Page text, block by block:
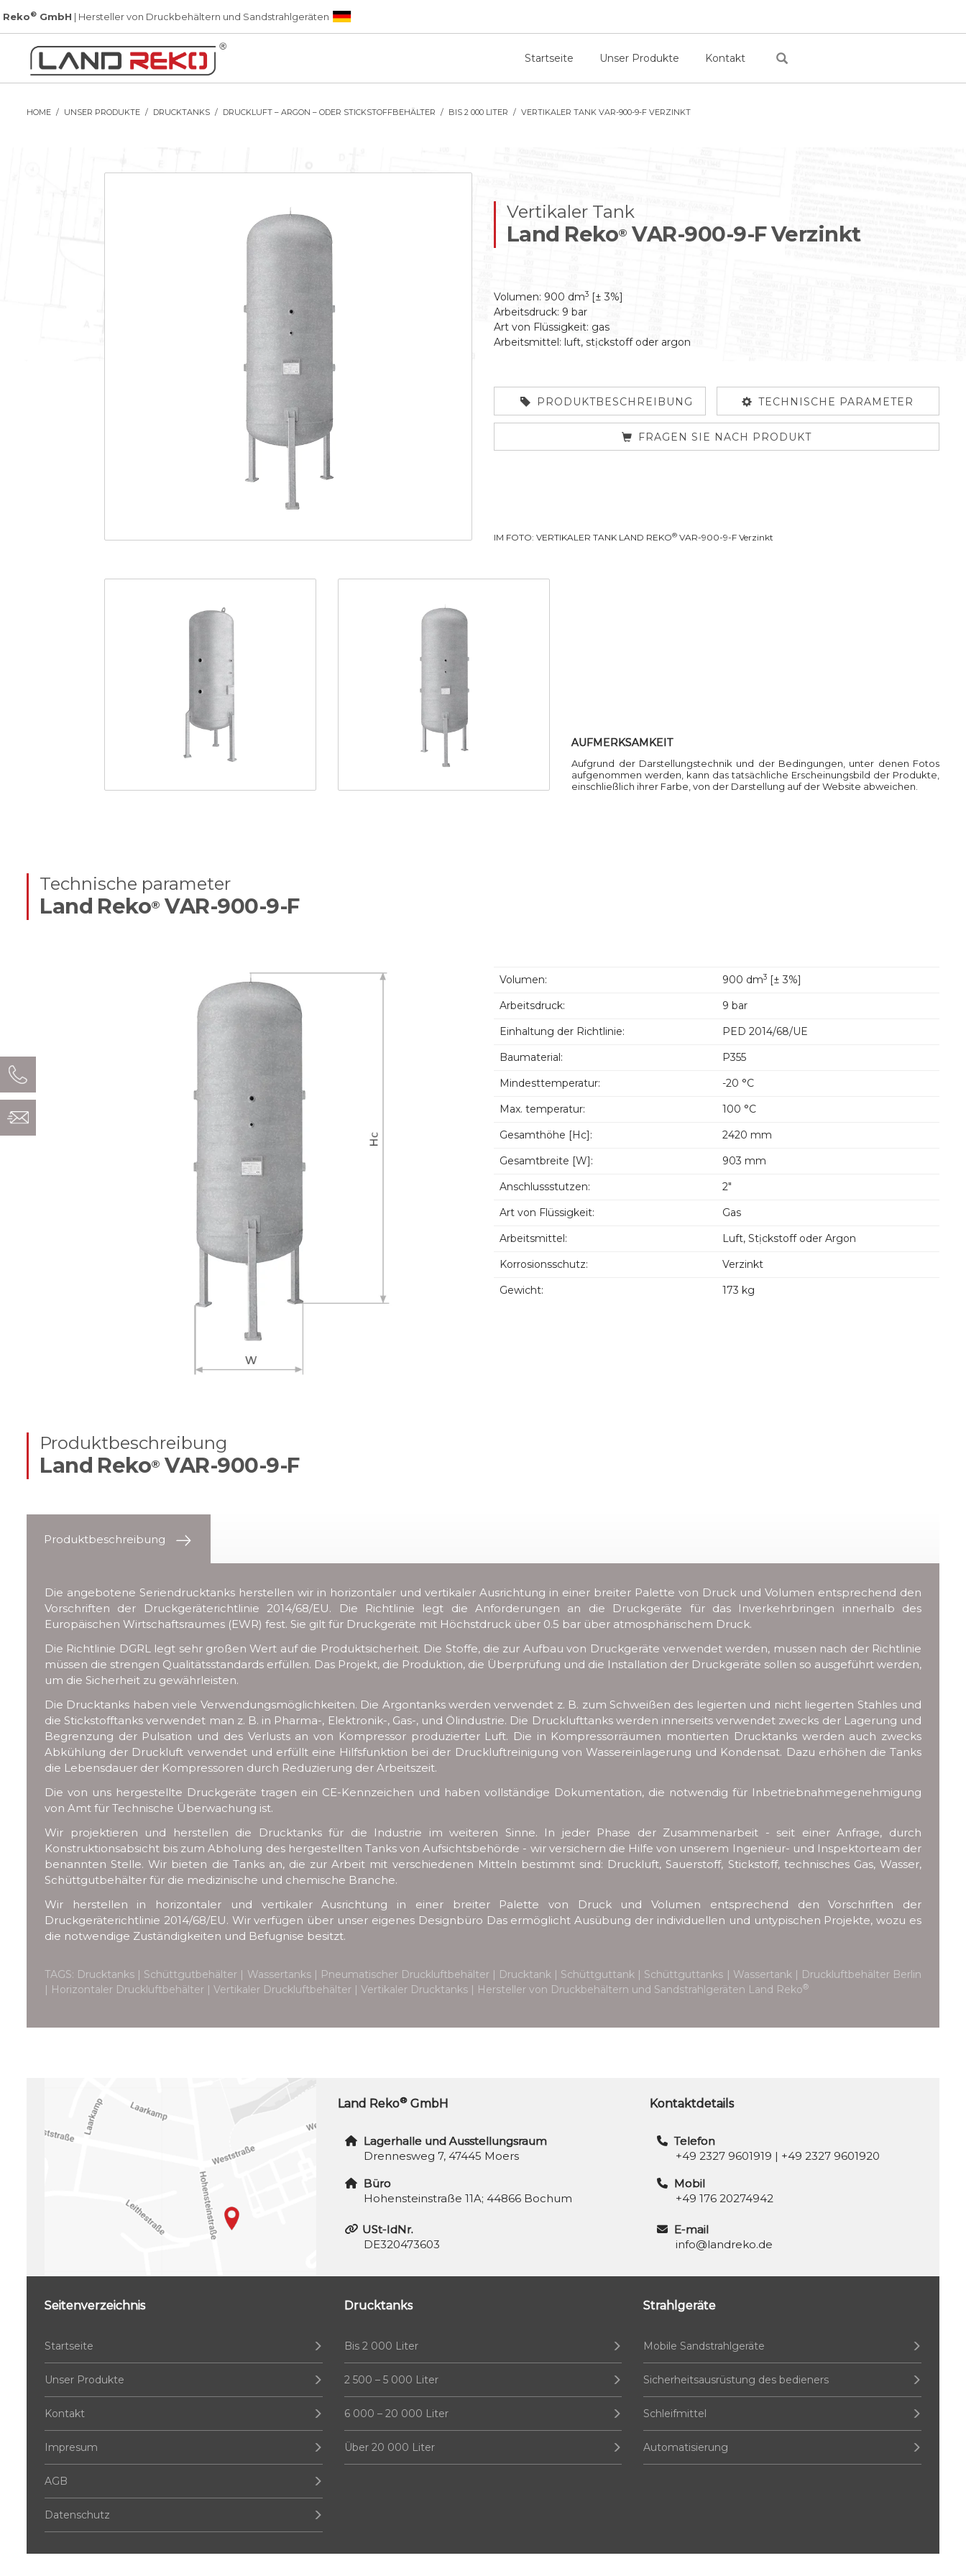
Reko® GmbH | Hersteller von Druckbehältern und Sandstrahlgeräten
Startseite Unser Produkte Kontakt
HOME UNSER PRODUKTE DRUCKTANKS DRUCKLUFT – ARGON – ODER STICKSTOFFBEHÄLTER BIS 2 000 LITER VERTIKALER TANK VAR-900-9-F VERZINKT
Vertikaler Tank
Land Reko® VAR-900-9-F Verzinkt
Volumen: 900 dm3[± 3%]
Arbeitsdruck: 9 bar
Art von Flüssigkeit: gas
Arbeitsmittel: luft, stịckstoff oder argon
PRODUKTBESCHREIBUNG TECHNISCHE PARAMETER
FRAGEN SIE NACH PRODUKT
IM FOTO: VERTIKALER TANK LAND REKO®VAR-900-9-F Verzinkt
AUFMERKSAMKEIT
Aufgrund der Darstellungstechnik und der Bedingungen, unter denen Fotos
aufgenommen werden, kann das tatsächliche Erscheinungsbild der Produkte,
einschließlich ihrer Farbe, von der Darstellung auf der Website abweichen.
Technische parameter
Land Reko® VAR-900-9-F
Volumen: 900 dm3[± 3%]
Arbeitsdruck:
9 bar
Einhaltung der Richtlinie:
PED 2014/68/UE
Baumaterial:
P355
Mindesttemperatur:
-20 °C
Max. temperatur:
100 °C
Gesamthöhe [Hc]:
2420 mm
Gesamtbreite [W]:
903 mm
Anschlussstutzen:
2"
Art von Flüssigkeit:
Gas
Arbeitsmittel:
Luft, Stịckstoff oder Argon
Korrosionsschutz:
Verzinkt
Gewicht:
173 kg
Produktbeschreibung
Land Reko® VAR-900-9-F
Produktbeschreibung
Die angebotene Seriendrucktanks herstellen wir in horizontaler und vertikaler Ausrichtung in einer breiter Palette von Druck und Volumen entsprechend den
Vorschriften der Druckgeräterichtlinie 2014/68/EU. Die Richtlinie legt die Anforderungen an die Druckgeräte für das Inverkehrbringen innerhalb des
Europäischen Wirtschaftsraumes (EWR) fest. Sie gilt für Druckgeräte mit Höchstdruck über 0.5 bar über atmosphärischem Druck.
Die Richtlinie DGRL legt sehr großen Wert auf die Produktsicherheit. Die Stoffe, die zur Aufbau von Druckgeräte verwendet werden, mussen nach der Richtlinie
müssen die strengen Qualitätsstandards erfüllen. Das Projekt, die Produktion, die Überprüfung und die Installation der Druckgeräte sollen so ausgeführt werden,
um die Sicherheit zu gewährleisten.
Die Drucktanks haben viele Verwendungsmöglichkeiten. Die Argontanks werden verwendet z. B. zum Schweißen des legierten und nicht liegerten Stahles und
die Stickstofftanks verwendet man z. B. in Pharma-, Elektronik-, Gas-, und Ölindustrie. Die Drucklufttanks werden innerseits verwendet zwecks der Lagerung und
Begrenzung der Pulsation und des Verlusts an von Kompressor produzierter Luft. Die in Kompressorräumen montierten Drucktanks werden auch zwecks
Abkühlung der Druckluft verwendet und erfüllt eine Hilfsfunktion bei der Druckluftreinigung von Wassereinlagerung und Kondensat. Dazu erhöhen die Tanks
die Lebensdauer der Kompressoren durch Reduzierung der Arbeitszeit.
Die von uns hergestellte Druckgeräte tragen ein CE-Kennzeichen und haben vollständige Dokumentation, die notwendig für Inbetriebnahmegenehmigung
von Amt für Technische Überwachung ist.
Wir projektieren und herstellen die Drucktanks für die Industrie im weiteren Sinne. In jeder Phase der Zusammenarbeit - seit einer Anfrage, durch
Konstruktionsabsicht bis zum Abholung des hergestellten Tanks von Aufsichtsbehörde - wir versichern die Hilfe von unserem Ingenieur- und Inspektorteam der
benannten Stelle. Wir bieten die Tanks an, die zur Arbeit mit verschiedenen Mitteln bestimmt sind: Druckluft, Sauerstoff, Stickstoff, technisches Gas, Wasser,
Schüttgutbehälter für die medizinische und chemische Branche.
Wir herstellen in horizontaler und vertikaler Ausrichtung in einer breiter Palette von Druck und Volumen entsprechend den Vorschriften der
Druckgeräterichtlinie 2014/68/EU. Wir verfügen über unser eigenes Designbüro Das ermöglicht Ausübung der individuellen und untypischen Projekte, wozu es
die notwendige Zuständigkeiten und Befugnise besitzt.
TAGS: Drucktanks | Schüttgutbehälter | Wassertanks | Pneumatischer Druckluftbehälter | Drucktank | Schüttguttank | Schüttguttanks | Wassertank | Druckluftbehälter Berlin
| Horizontaler Druckluftbehälter | Vertikaler Druckluftbehälter | Vertikaler Drucktanks | Hersteller von Druckbehältern und Sandstrahlgeräten Land Reko®
Land Reko® GmbH
Lagerhalle und Ausstellungsraum
Drennesweg 7, 47445 Moers
Büro
Hohensteinstraße 11A; 44866 Bochum
USt-IdNr.
DE320473603
Kontaktdetails
Telefon
+49 2327 9601919 | +49 2327 9601920
Mobil
+49 176 20274942
E-mail
info@landreko.de
Seitenverzeichnis
Startseite
Unser Produkte
Kontakt
Impresum
AGB
Datenschutz
Drucktanks
Bis 2 000 Liter
2 500 – 5 000 Liter
6 000 – 20 000 Liter
Über 20 000 Liter
Strahlgeräte
Mobile Sandstrahlgeräte
Sicherheitsausrüstung des bedieners
Schleifmittel
Automatisierung